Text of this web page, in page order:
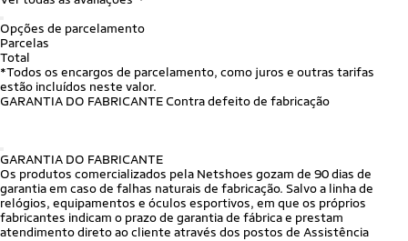
Opções de parcelamento
Parcelas
Total
*Todos os encargos de parcelamento, como juros e outras tarifas
estão incluídos neste valor.
GARANTIA DO FABRICANTE Contra defeito de fabricação
GARANTIA DO FABRICANTE
Os produtos comercializados pela Netshoes gozam de 90 dias de
garantia em caso de falhas naturais de fabricação. Salvo a linha de
relógios, equipamentos e óculos esportivos, em que os próprios
fabricantes indicam o prazo de garantia de fábrica e prestam
atendimento direto ao cliente através dos postos de Assistência